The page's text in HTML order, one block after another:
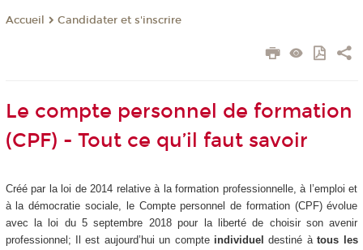
Accueil Candidater et s'inscrire
Le compte personnel de formation
(CPF) - Tout ce qu’il faut savoir
Créé par la loi de 2014 relative à la formation professionnelle, à l’emploi et
à la démocratie sociale, le Compte personnel de formation (CPF) évolue
avec la loi du 5 septembre 2018 pour la liberté de choisir son avenir
professionnel; Il est aujourd’hui un compte individueldestiné àtous les